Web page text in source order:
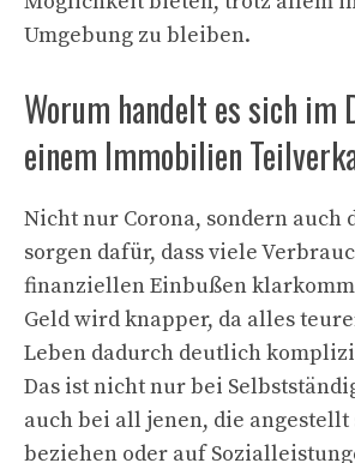
Umgebung zu bleiben.
Worum handelt es sich im
einem Immobilien
Nicht nur Corona, sondern auch
sorgen dafür, dass viele
finanziellen Einbußen
Geld wird knapper, da alles
Leben dadurch deutlich
Das ist nicht nur bei
auch bei all jenen, die angestellt
beziehen oder auf